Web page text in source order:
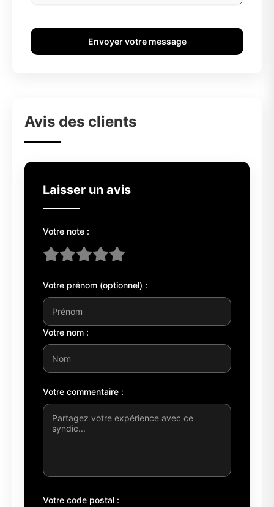
Envoyer votre message
Avis des clients
Laisser un avis
Votre note :
Votre prénom (optionnel) :
Votre nom :
Votre commentaire :
Votre code postal :